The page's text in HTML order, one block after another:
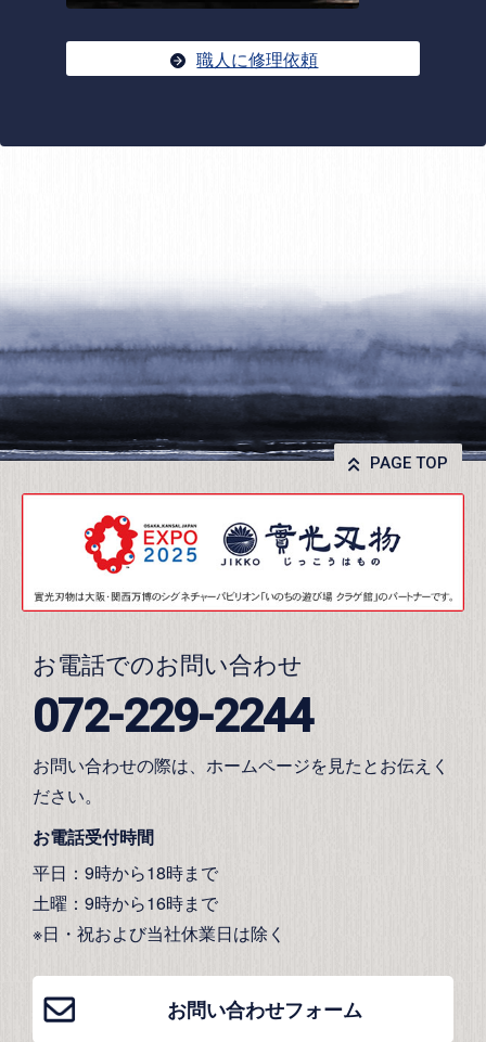
職人に修理依頼
PAGE TOP
お電話でのお問い合わせ
072-229-2244
お問い合わせの際は、ホームページを見たとお伝えく
ださい。
お電話受付時間
平日：9時から18時まで
土曜：9時から16時まで
※日・祝および当社休業日は除く
お問い合わせフォーム